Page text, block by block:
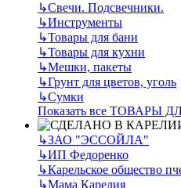
↳Свечи. Подсвечники.
↳Инструменты
↳Товары для бани
↳Товары для кухни
↳Мешки, пакеты
↳Грунт для цветов, уголь
↳Сумки
Показать все ТОВАРЫ
↳ЗАО "ЭССОЙЛА"
↳ИП Федоренко
↳Карельское общество
↳Мама Карелия